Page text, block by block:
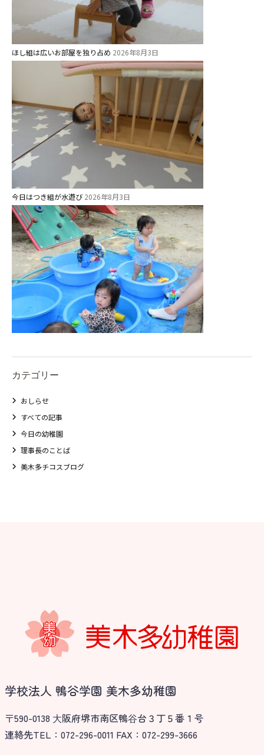
ほし組は広いお部屋を独り占め 2026年8月3日
今日はつき組が水遊び 2026年8月3日
カテゴリー
おしらせ
すべての記事
今日の幼稚園
理事長のことば
美木多チコスブログ
学校法人 鴨谷学園 美木多幼稚園
〒590-0138 ⼤阪府堺市南区鴨⾕台３丁５番１号
連絡先TEL：072-296-0011 FAX：072-299-3666